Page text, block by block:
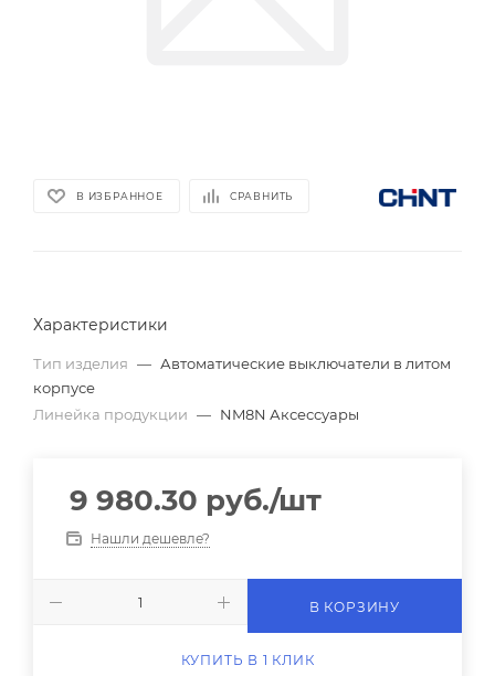
В ИЗБРАННОЕ СРАВНИТЬ
Характеристики
Тип изделия — Автоматические выключатели в литом
корпусе
Линейка продукции — NM8N Аксессуары
9 980.30 руб./шт
Нашли дешевле?
В КОРЗИНУ
КУПИТЬ В 1 КЛИК